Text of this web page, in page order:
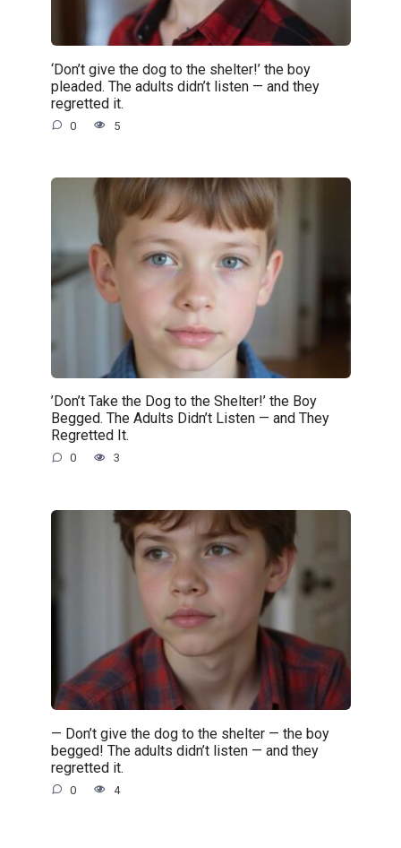
‘Don’t give the dog to the shelter!’ the boy
pleaded. The adults didn’t listen — and they
regretted it.
0 5
’Don’t Take the Dog to the Shelter!’ the Boy
Begged. The Adults Didn’t Listen — and They
Regretted It.
0 3
— Don’t give the dog to the shelter — the boy
begged! The adults didn’t listen — and they
regretted it.
0 4